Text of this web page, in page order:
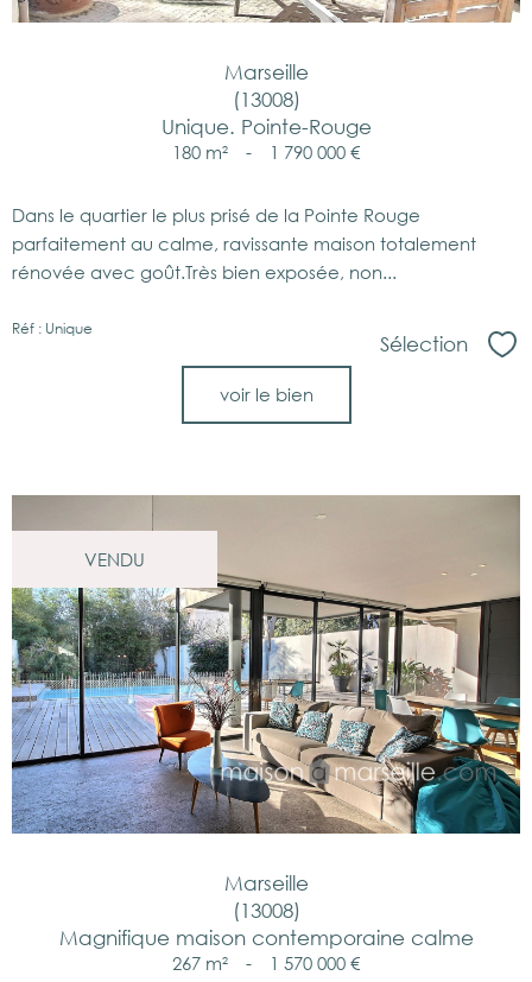
Marseille
(13008)
Unique. Pointe-Rouge
180 m² - 1 790 000 €
Dans le quartier le plus prisé de la Pointe Rouge
parfaitement au calme, ravissante maison totalement
rénovée avec goût.Très bien exposée, non...
Réf : Unique
Sélection
voir le bien
VENDU
Marseille
(13008)
Magnifique maison contemporaine calme
267 m² - 1 570 000 €